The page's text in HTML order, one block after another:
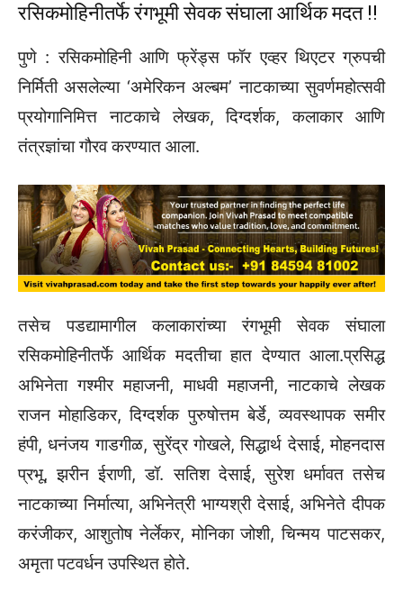
रसिकमोहिनीतर्फे रंगभूमी सेवक संघाला आर्थिक मदत !!
पुणे : रसिकमोहिनी आणि फ्रेंड्स फॉर एव्हर थिएटर ग्रुपची
निर्मिती असलेल्या ‌‘अमेरिकन अल्बम‌’ नाटकाच्या सुवर्णमहोत्सवी
प्रयोगानिमित्त नाटकाचे लेखक, दिग्दर्शक, कलाकार आणि
तंत्रज्ञांचा गौरव करण्यात आला.
तसेच पडद्यामागील कलाकारांच्या रंगभूमी सेवक संघाला
रसिकमोहिनीतर्फे आर्थिक मदतीचा हात देण्यात आला.प्रसिद्ध
अभिनेता गश्मीर महाजनी, माधवी महाजनी, नाटकाचे लेखक
राजन मोहाडिकर, दिग्दर्शक पुरुषोत्तम बेर्डे, व्यवस्थापक समीर
हंपी, धनंजय गाडगीळ, सुरेंद्र गोखले, सिद्धार्थ देसाई, मोहनदास
प्रभू, झरीन ईराणी, डॉ. सतिश देसाई, सुरेश धर्मावत तसेच
नाटकाच्या निर्मात्या, अभिनेत्री भाग्यश्री देसाई, अभिनेते दीपक
करंजीकर, आशुतोष नेर्लेकर, मोनिका जोशी, चिन्मय पाटसकर,
अमृता पटवर्धन उपस्थित होते.